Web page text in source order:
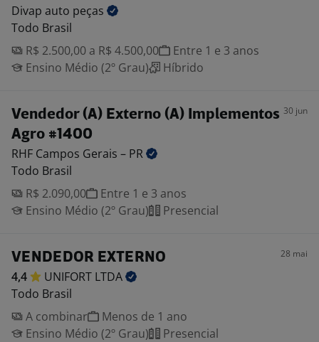
Divap auto peças
Todo Brasil
R$ 2.500,00 a R$ 4.500,00
Entre 1 e 3 anos
Ensino Médio (2º Grau)
Híbrido
Vendedor (A) Externo (A) Implementos
Agro #1400
30 jun
RHF Campos Gerais – PR
Todo Brasil
R$ 2.090,00
Entre 1 e 3 anos
Ensino Médio (2º Grau)
Presencial
VENDEDOR EXTERNO 28 mai
4,4 UNIFORT LTDA
Todo Brasil
A combinar
Menos de 1 ano
Ensino Médio (2º Grau)
Presencial